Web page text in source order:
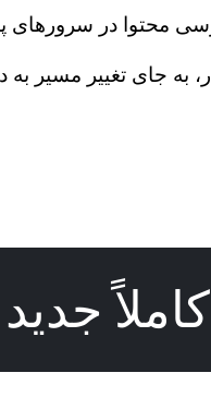
کاملاً